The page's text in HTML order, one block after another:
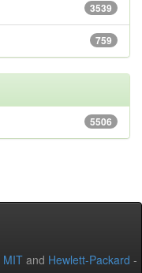
3539
759
5506
MIT and Hewlett-Packard -